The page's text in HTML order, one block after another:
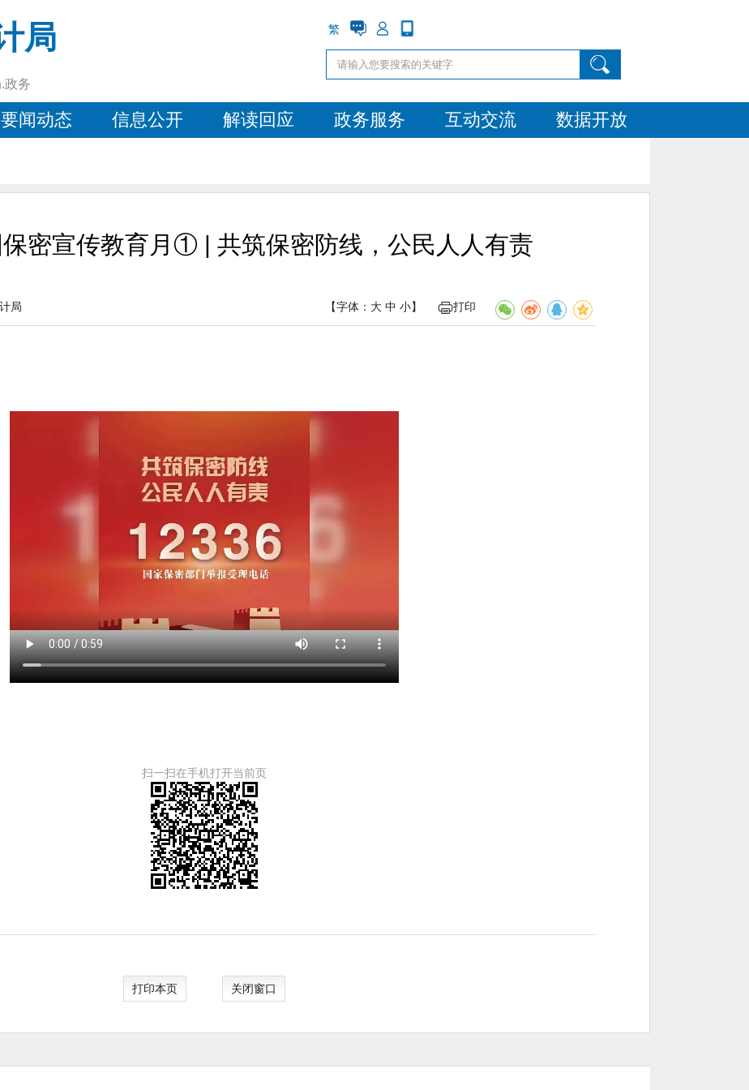
局
政务
繁
要闻动态 信息公开 解读回应 政务服务 互动交流 数据开放
密宣传教育月① | 共筑保密防线，公民人人有责
【字体： 大 中 小】 打印
局
扫一扫在手机打开当前页
打印本页 关闭窗口